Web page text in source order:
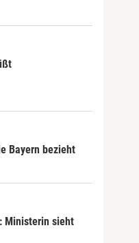
Bayern bezieht
Ministerin sieht